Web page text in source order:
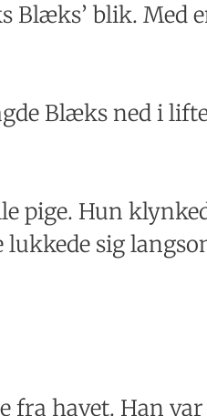
Blæks’ blik. Med
Blæks ned i
pige. Hun
lukkede sig
havet. Han var